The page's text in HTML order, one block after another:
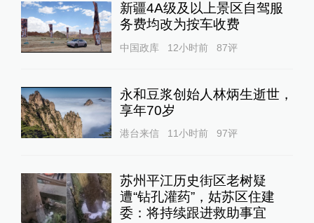
新疆4A级及以上景区自驾服
务费均改为按车收费
中国政库 12小时前 87评
永和豆浆创始人林炳生逝世，
享年70岁
港台来信 11小时前 97评
苏州平江历史街区老树疑
遭“钻孔灌药”，姑苏区住建
委：将持续跟进救助事宜